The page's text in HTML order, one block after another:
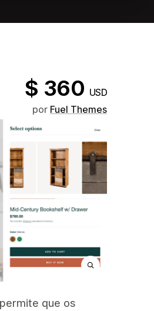
$ 360 USD
por Fuel Themes
que os